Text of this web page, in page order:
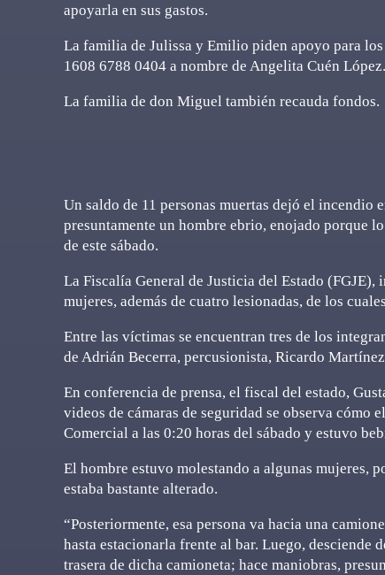
apoyarla en sus gastos.
La familia de Julissa y Emilio piden apoyo para
1608 6788 0404 a nombre de Angelita Cuén López.
La familia de don Miguel también recauda fondos.
Un saldo de 11 personas muertas dejó el incendio
presuntamente un hombre ebrio, enojado porque
de este sábado.
La Fiscalía General de Justicia del Estado
mujeres, además de cuatro lesionadas, de los
Entre las víctimas se encuentran tres de los
de Adrián Becerra, percusionista, Ricardo
En conferencia de prensa, el fiscal del estado,
videos de cámaras de seguridad se observa
Comercial a las 0:20 horas del sábado y estuvo
El hombre estuvo molestando a algunas mujeres,
estaba bastante alterado.
“Posteriormente, esa persona va hacia una
hasta estacionarla frente al bar. Luego, desciende
trasera de dicha camioneta; hace maniobras,